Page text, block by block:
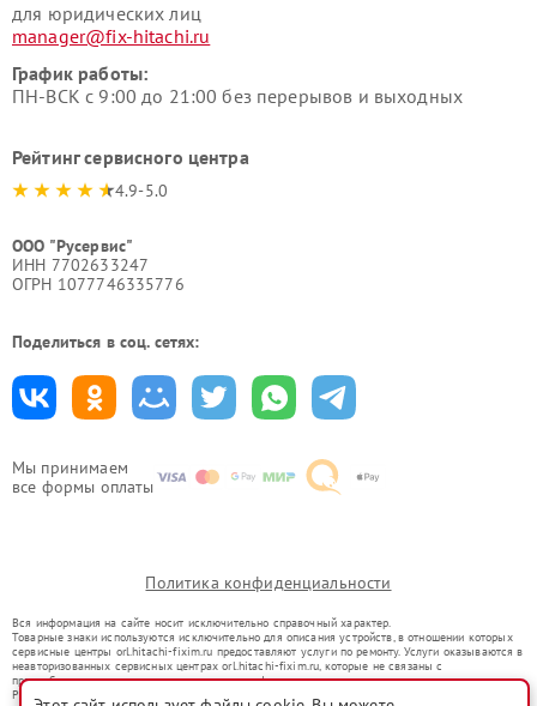
Мы принимаем
все формы оплаты
для юридических лиц
manager@fix-hitachi.ru
График работы:
ПН-ВСК с 9:00 до 21:00 без перерывов и выходных
Рейтинг сервисного центра
4.9-5.0
ООО "Русервис"
ИНН 7702633247
ОГРН 1077746335776
Поделиться в соц. сетях:
Политика конфиденциальности
Вся информация на сайте носит исключительно справочный характер.
Товарные знаки используются исключительно для описания устройств, в отношении которых
сервисные центры orl.hitachi-fixim.ru предоставляют услуги по ремонту. Услуги оказываются в
неавторизованных сервисных центрах orl.hitachi-fixim.ru, которые не связаны с
правообладателями товарных знаков или их официальными представителями.
Ремонт осуществляется для устройств, уже введенных в гражданский оборот в соответствии